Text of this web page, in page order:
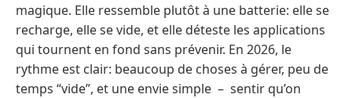
magique. Elle ressemble plutôt à une batterie: elle se
recharge, elle se vide, et elle déteste les applications
qui tournent en fond sans prévenir. En 2026, le
rythme est clair: beaucoup de choses à gérer, peu de
temps “vide”, et une envie simple – sentir qu’on